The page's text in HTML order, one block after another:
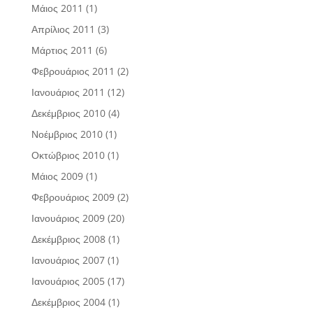
Μάιος 2011 (1)
Απρίλιος 2011 (3)
Μάρτιος 2011 (6)
Φεβρουάριος 2011 (2)
Ιανουάριος 2011 (12)
Δεκέμβριος 2010(4)
Νοέμβριος 2010(1)
Οκτώβριος 2010(1)
Μάιος 2009(1)
Φεβρουάριος 2009(2)
Ιανουάριος 2009(20)
Δεκέμβριος 2008(1)
Ιανουάριος 2007(1)
Ιανουάριος 2005(17)
Δεκέμβριος 2004(1)